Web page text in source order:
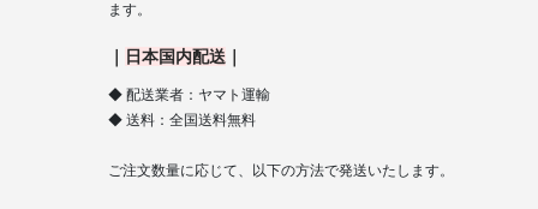
ます。
日本国内配送
◆ 配送業者：ヤマト運輸
◆ 送料：全国送料無料
ご注文数量に応じて、以下の方法で発送いたします。